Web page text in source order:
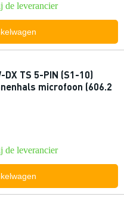
de leverancier
DX TS 5-PIN (S1-10)
microfoon (606.2
de leverancier